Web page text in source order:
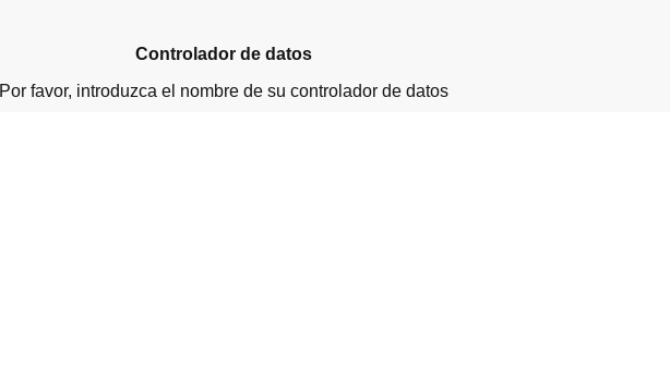
Controlador de datos
Por favor, introduzca el nombre de su controlador de datos